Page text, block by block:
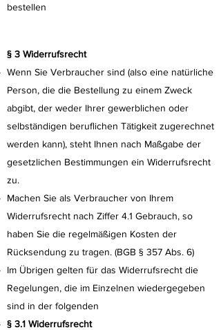
bestellen
§ 3 Widerrufsrecht
Wenn Sie Verbraucher sind (also eine natürliche
Person, die die Bestellung zu einem Zweck
abgibt, der weder Ihrer gewerblichen oder
selbständigen beruflichen Tätigkeit zugerechnet
werden kann), steht Ihnen nach Maßgabe der
gesetzlichen Bestimmungen ein Widerrufsrecht
zu.
Machen Sie als Verbraucher von Ihrem
Widerrufsrecht nach Ziffer 4.1 Gebrauch, so
haben Sie die regelmäßigen Kosten der
Rücksendung zu tragen. (BGB § 357 Abs. 6)
Im Übrigen gelten für das Widerrufsrecht die
Regelungen, die im Einzelnen wiedergegeben
sind in der folgenden
§ 3.1 Widerrufsrecht